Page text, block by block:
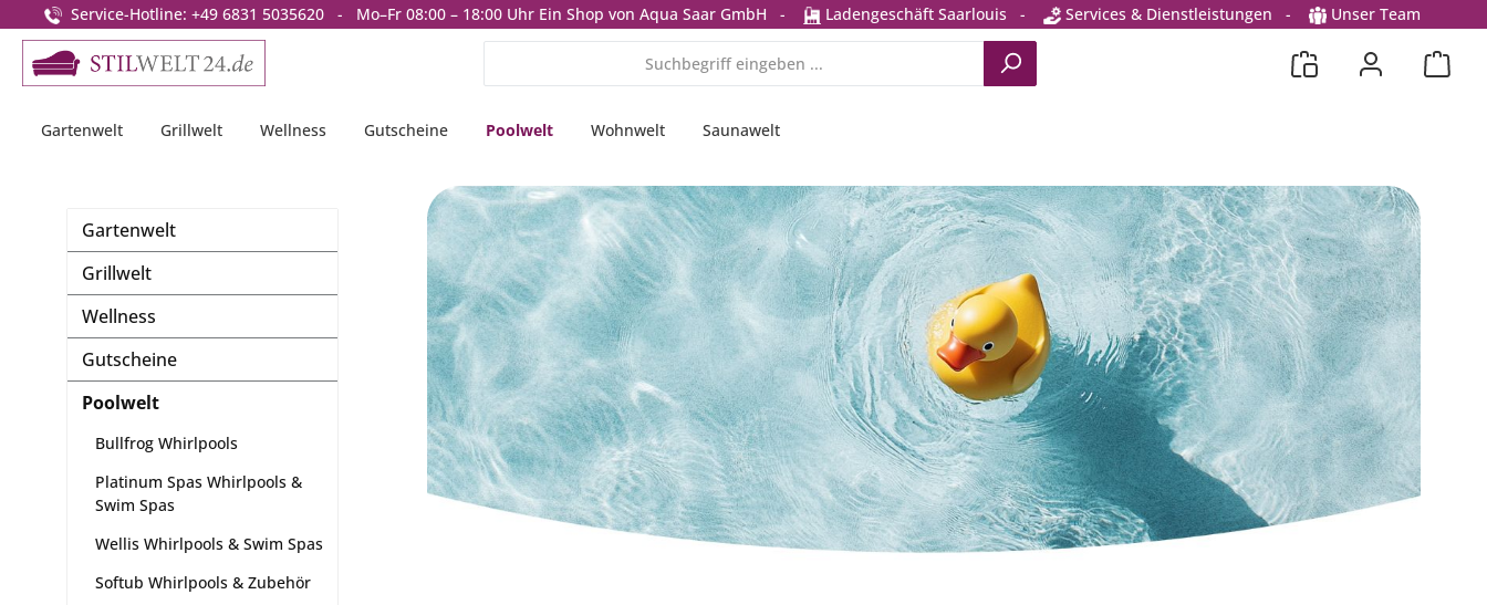
Zur Hauptnavigation springen
Service-Hotline: +49 6831 5035620 - Mo–Fr 08:00 – 18:00 Uhr Ein Shop von Aqua Saar GmbH - Ladengeschäft Saarlouis - Services & Dienstleistungen - Unser Team
Gartenwelt Grillwelt Wellness Gutscheine Poolwelt Wohnwelt Saunawelt
Gartenwelt
Grillwelt
Wellness
Gutscheine
Poolwelt
Bullfrog Whirlpools
Platinum Spas Whirlpools &
Swim Spas
Wellis Whirlpools & Swim Spas
Softub Whirlpools & Zubehör